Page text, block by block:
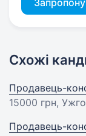
Схожі
Продавець-
15000 грн,
Продавець-